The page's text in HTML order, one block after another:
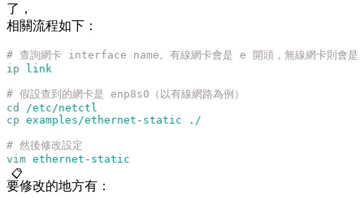
了，
相關流程如下：
# 查詢網卡 interface name。有線網卡會是 e 開頭，無線網卡則會是
ip link
# 假設查到的網卡是 enp8s0（以有線網路為例）
cd
/etc/netctl
cp examples/ethernet-static ./
# 然後修改設定
vim ethernet-static
📋
要修改的地方有：